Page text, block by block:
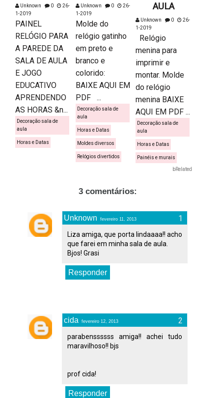
Unknown 0
26-
1-2019
PAINEL
RELÓGIO PARA
A PAREDE DA
SALA DE AULA
E JOGO
EDUCATIVO
APRENDENDO
AS HORAS &n...
Decoração sala de
aula
Horas e Datas
Unknown 0
26-
1-2019
Molde do
relógio gatinho
em preto e
branco e
colorido:
BAIXE AQUI EM
PDF ...
Decoração sala de
aula
Horas e Datas
Moldes diversos
Relógios divertidos
AULA
Unknown 0
26-
1-2019
Relógio
menina para
imprimir e
montar. Molde
do relógio
menina BAIXE
AQUI EM PDF ...
Decoração sala de
aula
Horas e Datas
Painéis e murais
bRelated
3 comentários:
Unknown fevereiro 11, 2013
Liza amiga, que porta lindaaaa!! acho
que farei em minha sala de aula.
Bjos! Grasi
Responder
cida fevereiro 12, 2013
parabenssssss amiga!! achei tudo
maravilhoso!! bjs
prof cida!
Responder